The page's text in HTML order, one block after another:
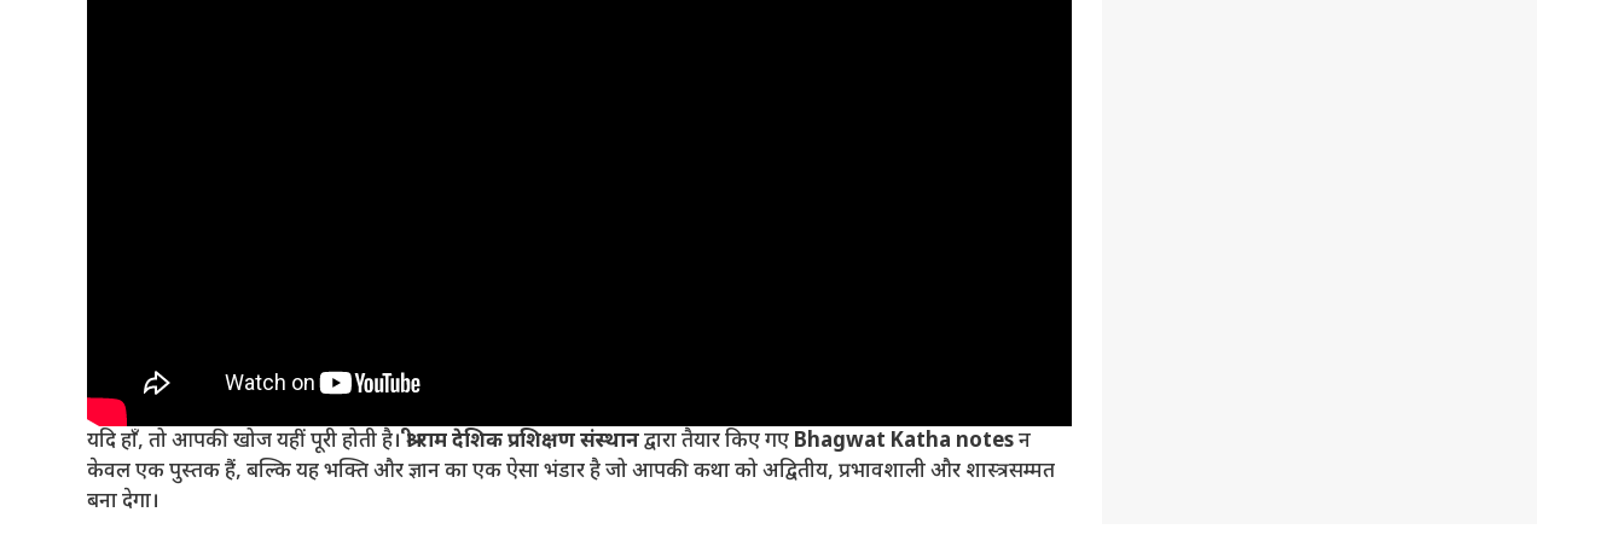
यदि हाँ, तो आपकी खोज यहीं पूरी होती है।श्री राम देशिक प्रशिक्षण संस्थानद्वारा तैयार किए गए Bhagwat Katha notesन
केवल एक पुस्तक हैं, बल्कि यह भक्ति और ज्ञान का एक ऐसा भंडार है जो आपकी कथा को अद्वितीय, प्रभावशाली और शास्त्रसम्मत
बना देगा।